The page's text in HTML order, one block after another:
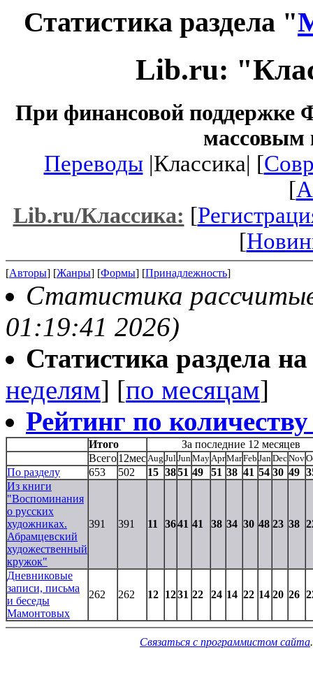
Статистика раздела "
Lib.ru:
При финансовой поддержке
массовым
Переводы|Классика| [
[
Lib.ru/Классика: [
[
[Авторы] [Жанры] [Формы] [Принадлежность]
Статистика
01:19:41 2026)
Статистика раздела
неделям] [по месяцам]
Рейтинг по
Итого
За последние 12 месяцев
Всего12мес Aug Jul Jun May AprMarFeb Jan DecNov
По разделу 653 502 15 3851 49 51 38 41 54 30 49
Из книги
"Воспоминания
о русских
художниках.
Абрамцевский
художественный
кружок"
391 391 11 3641 41 38 34 30 48 23 38
Дневниковые
записи, письма
и беседы
Мамонтовых
262 262 12 1231 22 24 14 22 14 20 26
Связаться с программистом сайта.